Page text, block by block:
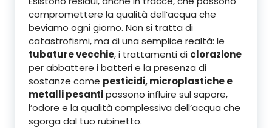
compromettere la qualità dell’acqua che
beviamo ogni giorno. Non si tratta di
catastrofismi, ma di una semplice realtà: le
tubature vecchie, i trattamenti di clorazione
per abbattere i batteri e la presenza di
sostanze come pesticidi, microplastiche e
metalli pesantipossono influire sul sapore,
l’odore e la qualità complessiva dell’acqua che
sgorga dal tuo rubinetto.